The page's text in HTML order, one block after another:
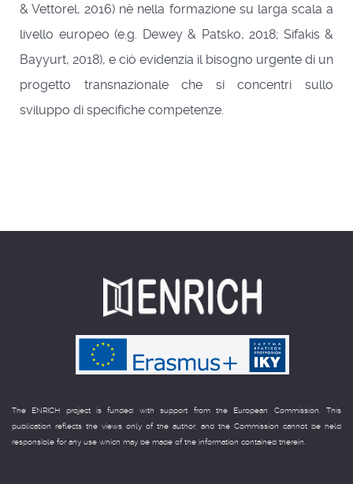
& Vettorel, 2016) nè nella formazione su larga scala a
livello europeo (e.g. Dewey & Patsko, 2018; Sifakis &
Bayyurt, 2018), e ciò evidenzia il bisogno urgente di un
progetto transnazionale che si concentri sullo
sviluppo di specifiche competenze.
The ENRICH project is funded with support from the European Commission. This
publication reflects the views only of the author, and the Commission cannot be held
responsible for any use which may be made of the information contained therein.